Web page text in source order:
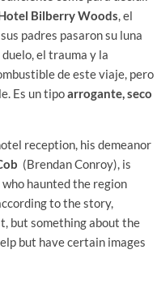
Bilberry Woods, el
padres pasaron su luna
el trauma y la
de este viaje, pero
Es un tipoarrogante, seco
reception, his demeanor
(Brendan Conroy), is
who haunted the region
to the story,
but something about the
but have certain images